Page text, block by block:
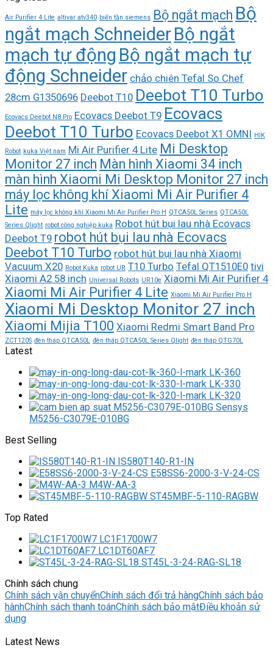
Air Purifier 4 Lite altivar atv340 biến tần siemens Bộ ngắt mạch Bộ
ngắt mạch SchneiderBộ ngắt
mạch tự động Bộ ngắt mạch tự
động Schneider chảo chiên Tefal So Chef
28cm G1350696 Deebot T10 Deebot T10 Turbo
Ecovacs Deebot N8 Pro Ecovacs Deebot T9 Ecovacs
Deebot T10 Turbo Ecovacs Deebot X1 OMNI HIK
Robot kuka Việt nam Mi Air Purifier 4 Lite Mi Desktop
Monitor 27 inch Màn hình Xiaomi 34 inch
màn hình Xiaomi Mi Desktop Monitor 27 inch
máy lọc không khí Xiaomi Mi Air Purifier 4
Lite máy lọc không khí Xiaomi Mi Air Purifier Pro H QTCA50L Series QTCA50L
Series Qlight robot công nghiệp kuka Robot hút bụi lau nhà Ecovacs
Deebot T9 robot hút bụi lau nhà Ecovacs
Deebot T10 Turbo robot hút bụi lau nhà Xiaomi
Vacuum X20 Robot Kuka robot UR T10 Turbo Tefal QT1510E0 tivi
Xiaomi A2 58 inch Universal Robots UR10e Xiaomi Mi Air Purifier 4
Xiaomi Mi Air Purifier 4 Lite Xiaomi Mi Air Purifier Pro H
Xiaomi Mi Desktop Monitor 27 inch
Xiaomi Mijia T100 Xiaomi Redmi Smart Band Pro
ZCT120S đèn tháp QTCA50L đèn tháp QTCA50L Series Qlight đèn tháp QTG70L
Latest
LK-360
LK-330
LK-320
M5256-C3079E-010BG
Best Selling
IS580T140-R1-IN
E58SS6-2000-3-V-24-CS
M4W-AA-3
ST45MBF-5-110-RAGBW
Top Rated
LC1F1700W7
LC1DT60AF7
ST45L-3-24-RAG-SL18
Chính sách chung
Chính sách vận chuyểnChính sách đổi trả hàngChính sách bảo
hànhChính sách thanh toánChính sách bảo mậtĐiều khoản sử
dụng
Latest News